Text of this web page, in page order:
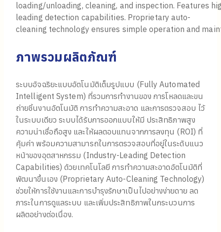
loading/unloading, cleaning, and inspection. Features
leading detection capabilities. Proprietary auto-
cleaning technology ensures simple operation and
ภาพรวมผลิตภัณฑ์
ระบบอัจฉริยะแบบอัตโนมัติเต็มรูปแบบ (Fully Automated
Intelligent System) ที่รวมการทำงานของ การโหลดและขน
ถ่ายชิ้นงานอัตโนมัติ การทำความสะอาด และการตรวจสอบ ไว้
ในระบบเดียว ระบบได้รับการออกแบบให้มี ประสิทธิภาพสูง
ความน่าเชื่อถือสูง และให้ผลตอบแทนจากการลงทุน (ROI) ที่
คุ้มค่า พร้อมความสามารถในการตรวจสอบที่อยู่ในระดับแนว
หน้าของอุตสาหกรรม (Industry-Leading Detection
Capabilities) ด้วยเทคโนโลยี การทำความสะอาดอัตโนมัติที่
พัฒนาขึ้นเอง (Proprietary Auto-Cleaning Technology)
ช่วยให้การใช้งานและการบำรุงรักษาเป็นไปอย่างง่ายดาย ลด
ภาระในการดูแลระบบ และเพิ่มประสิทธิภาพในกระบวนการ
ผลิตอย่างต่อเนื่อง.